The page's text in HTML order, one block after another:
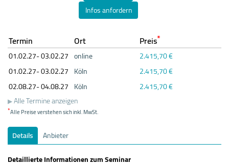
Infos anfordern
Termin Ort Preis*
01.02.27- 03.02.27 online
2.415,70 €
01.02.27- 03.02.27 Köln
2.415,70 €
02.08.27- 04.08.27 Köln
2.415,70 €
Alle Termine anzeigen
*Alle Preise verstehen sich inkl. MwSt.
Details
Anbieter
Detaillierte Informationen zum Seminar